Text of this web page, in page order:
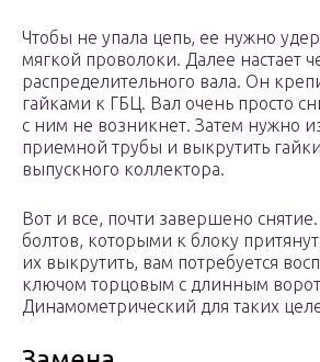
Чтобы не упала цепь, ее нужно
мягкой проволоки. Далее настает
распределительного вала. Он
гайками к ГБЦ. Вал очень просто
с ним не возникнет. Затем нужно
приемной трубы и выкрутить
выпускного коллектора.
Вот и все, почти завершено снятие.
болтов, которыми к блоку
их выкрутить, вам потребуется
ключом торцовым с длинным
Динамометрический для таких